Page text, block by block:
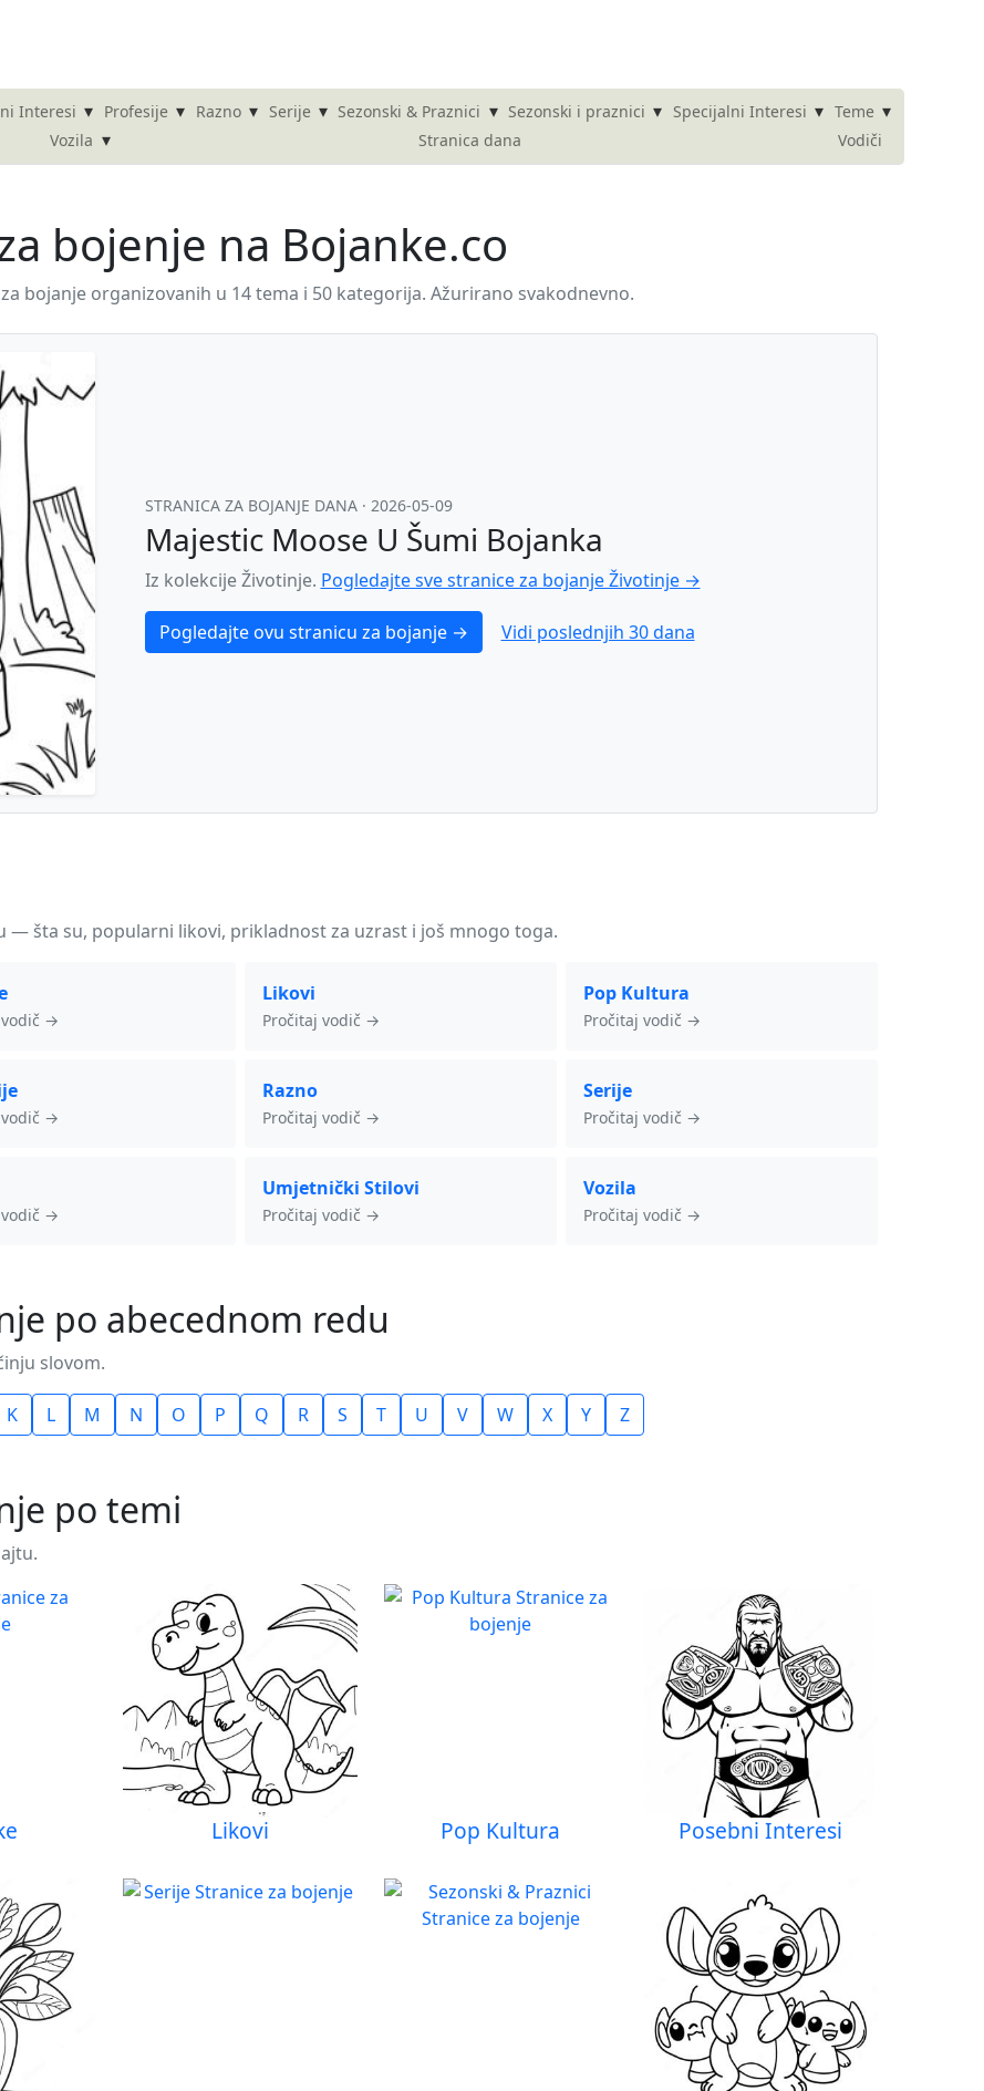
Interesi ▾ Profesije ▾ Razno ▾ Serije ▾ Sezonski & Praznici ▾ Sezonski i praznici ▾ Specijalni Interesi ▾ Teme ▾
Vozila ▾ Stranica dana Vodiči
bojenje na Bojanke.co
bojanje organizovanih u 14 tema i 50 kategorija. Ažurirano svakodnevno.
STRANICA ZA BOJANJE DANA · 2026-05-09
Majestic Moose U Šumi Bojanka
Iz kolekcije Životinje. Pogledajte sve stranice za bojanje Životinje →
Pogledajte ovu stranicu za bojanje → Vidi poslednjih 30 dana
— šta su, popularni likovi, prikladnost za uzrast i još mnogo toga.
→
Likovi
Pročitaj vodič →
Pop Kultura
Pročitaj vodič →
→
Razno
Pročitaj vodič →
Serije
Pročitaj vodič →
→
Umjetnički Stilovi
Pročitaj vodič →
Vozila
Pročitaj vodič →
po abecednom redu
slovom.
K L M N O P Q R S T U V W X Y Z
po temi
Likovi Pop Kultura Posebni Interesi